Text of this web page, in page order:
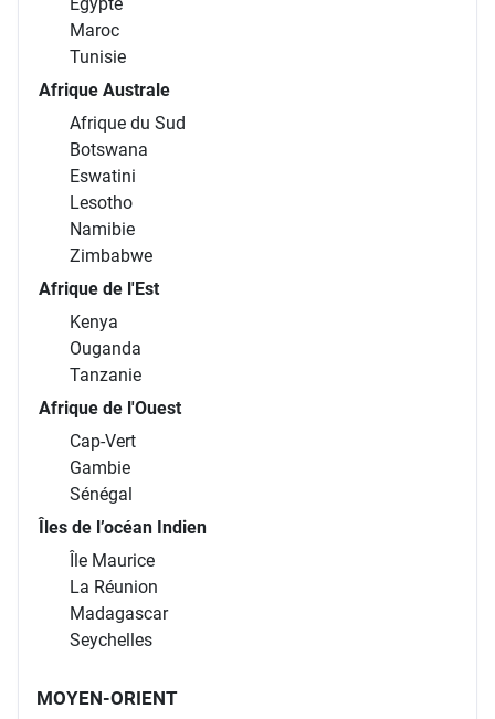
Maroc
Tunisie
Afrique Australe
Afrique du Sud
Botswana
Eswatini
Lesotho
Namibie
Zimbabwe
Afrique de l'Est
Kenya
Ouganda
Tanzanie
Afrique de l'Ouest
Cap-Vert
Gambie
Sénégal
Îles de l’océan Indien
Île Maurice
La Réunion
Madagascar
Seychelles
MOYEN-ORIENT